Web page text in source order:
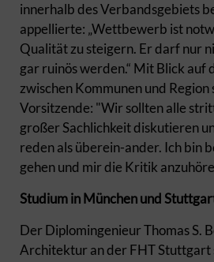
innerhalb des Verbandsgebiets
appellierte: „Wettbewerb ist
Qualität zu steigern. Er darf nur
gar ruinös werden.“ Mit Blick auf
zwischen Kommunen und Region
Vorsitzende: "Wir sollten alle
großer Sachlichkeit diskutieren
reden als überein-ander. Ich bin
gehen und mir die Kritik
Studium in München und
Der Diplomingenieur Thomas S.
Architektur an der FHT Stuttgart